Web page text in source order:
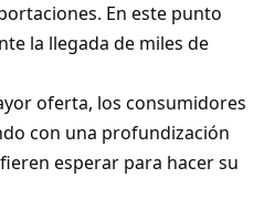
En este punto
la llegada de miles de
oferta, los consumidores
con una profundización
esperar para hacer su